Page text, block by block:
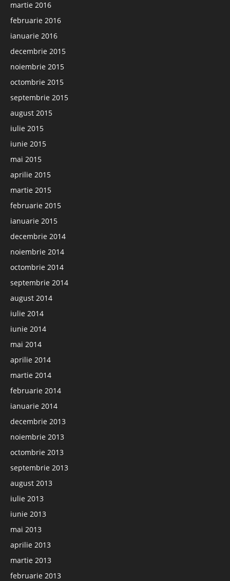
martie 2016
februarie 2016
ianuarie 2016
decembrie 2015
noiembrie 2015
octombrie 2015
septembrie 2015
august 2015
iulie 2015
iunie 2015
mai 2015
aprilie 2015
martie 2015
februarie 2015
ianuarie 2015
decembrie 2014
noiembrie 2014
octombrie 2014
septembrie 2014
august 2014
iulie 2014
iunie 2014
mai 2014
aprilie 2014
martie 2014
februarie 2014
ianuarie 2014
decembrie 2013
noiembrie 2013
octombrie 2013
septembrie 2013
august 2013
iulie 2013
iunie 2013
mai 2013
aprilie 2013
martie 2013
februarie 2013